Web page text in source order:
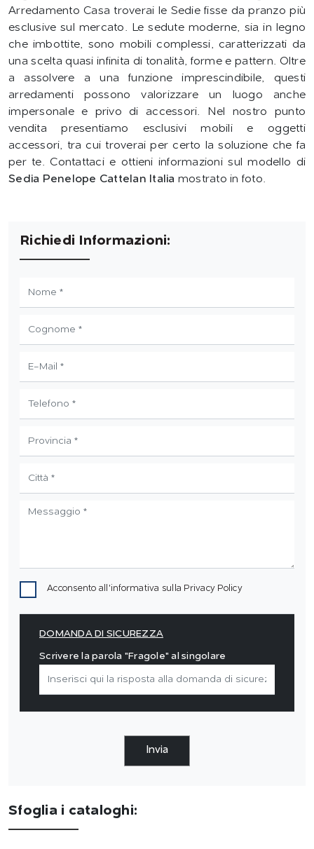
Arredamento Casa troverai le Sedie fisse da pranzo più
esclusive sul mercato. Le sedute moderne, sia in legno
che imbottite, sono mobili complessi, caratterizzati da
una scelta quasi infinita di tonalità, forme e pattern. Oltre
a assolvere a una funzione imprescindibile, questi
arredamenti possono valorizzare un luogo anche
impersonale e privo di accessori. Nel nostro punto
vendita presentiamo esclusivi mobili e oggetti
accessori, tra cui troverai per certo la soluzione che fa
per te. Contattaci e ottieni informazioni sul modello di
Sedia Penelope Cattelan Italia mostrato in foto.
Richiedi Informazioni:
Acconsento all'informativa sulla Privacy Policy
DOMANDA DI SICUREZZA
Scrivere la parola "Fragole" al singolare
Invia
Sfoglia i cataloghi: